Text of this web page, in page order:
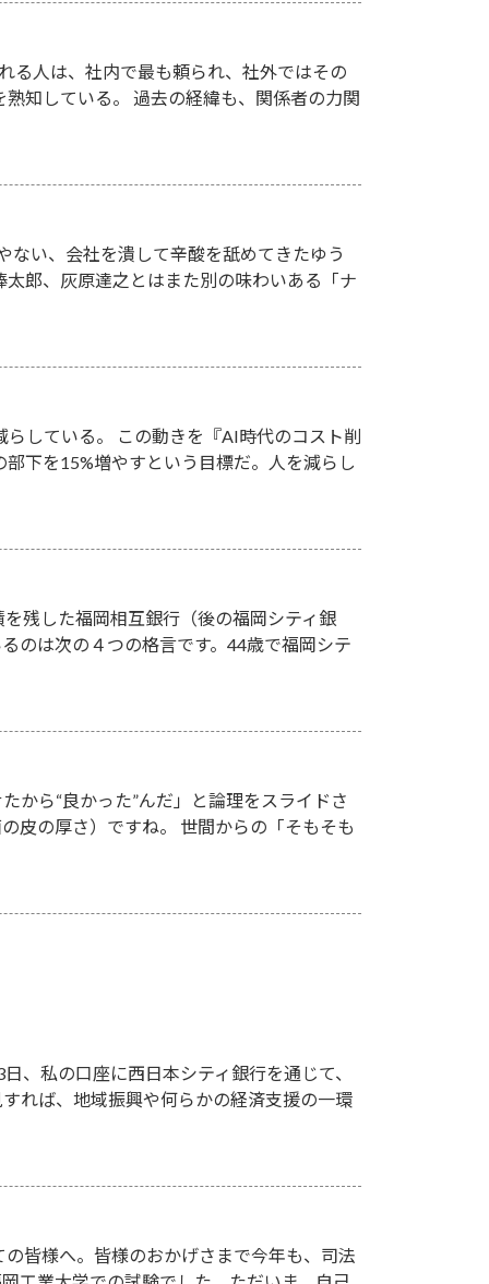
る人は、社内で最も頼られ、社外ではその
知している。 過去の経緯も、関係者の力関
ない、会社を潰して辛酸を舐めてきたゆう
郎、灰原達之とはまた別の味わいある「ナ
している。 この動きを『AI時代のコスト削
下を15%増やすという目標だ。人を減らし
残した福岡相互銀行（後の福岡シティ銀
のは次の４つの格言です。44歳で福岡シテ
から“良かった”んだ」と論理をスライドさ
皮の厚さ）ですね。 世間からの「そもそも
、私の口座に西日本シティ銀行を通じて、
れば、地域振興や何らかの経済支援の一環
皆様へ。皆様のおかげさまで今年も、司法